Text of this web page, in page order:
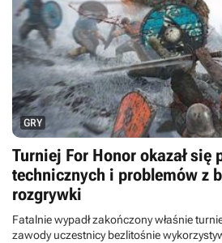
GRY
Turniej For Honor okazał się
technicznych i problemów z
rozgrywki
Fatalnie wypadł zakończony właśnie
zawody uczestnicy bezlitośnie